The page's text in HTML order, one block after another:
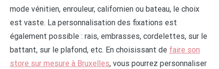
mode vénitien, enrouleur, californien ou bateau, le choix
est vaste. La personnalisation des fixations est
également possible : rais, embrasses, cordelettes, sur le
battant, sur le plafond, etc. En choisissant de faire son
store sur mesure à Bruxelles, vous pourrez personnaliser